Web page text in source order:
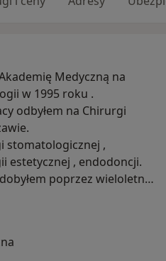
Medyczną na
w 1995 roku .
odbyłem na Chirurgi
stomatologicznej ,
estetycznej , endodoncji.
poprzez wieloletni
w
podnosząc swoje
w kierunku Chirurgi i